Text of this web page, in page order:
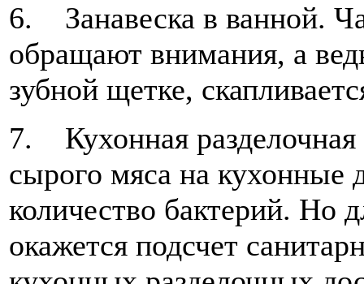
6. Занавеска в ванной.
обращают внимания, а
зубной щетке,
7. Кухонная разделочная
сырого мяса на кухонныe
количество бактерий. Но
окажется подсчет